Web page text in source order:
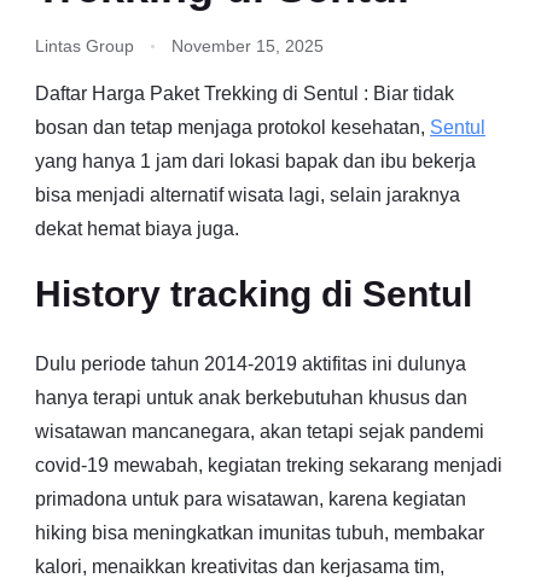
Lintas Group November 15, 2025
Daftar Harga Paket Trekking di Sentul : Biar tidak
bosan dan tetap menjaga protokol kesehatan, Sentul
yang hanya 1 jam dari lokasi bapak dan ibu bekerja
bisa menjadi alternatif wisata lagi, selain jaraknya
dekat hemat biaya juga.
History tracking di Sentul
Dulu periode tahun 2014-2019 aktifitas ini dulunya
hanya terapi untuk anak berkebutuhan khusus dan
wisatawan mancanegara, akan tetapi sejak pandemi
covid-19 mewabah, kegiatan treking sekarang menjadi
primadona untuk para wisatawan, karena kegiatan
hiking bisa meningkatkan imunitas tubuh, membakar
kalori, menaikkan kreativitas dan kerjasama tim,